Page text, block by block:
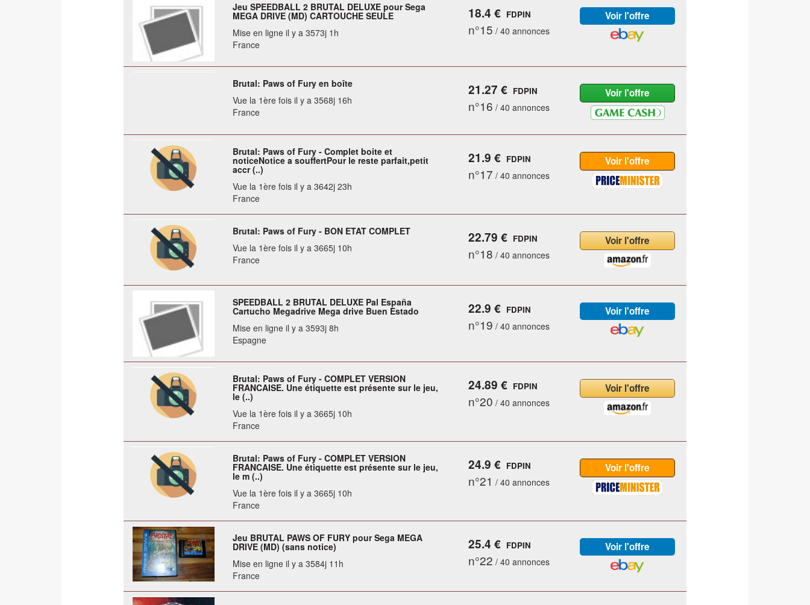
Jeu SPEEDBALL 2 BRUTAL DELUXE pour Sega
MEGA DRIVE (MD) CARTOUCHE SEULE
Mise en ligne il y a 3573j 1h
France
18.4 € FDPIN
n°15 / 40 annonces
Brutal: Paws of Fury en boîte
Vue la 1ère fois il y a 3568j 16h
France
21.27 € FDPIN
n°16 / 40 annonces
Brutal: Paws of Fury - Complet boite et
noticeNotice a souffertPour le reste parfait,petit
accr (..)
Vue la 1ère fois il y a 3642j 23h
France
21.9 € FDPIN
n°17 / 40 annonces
Brutal: Paws of Fury - BON ETAT COMPLET
Vue la 1ère fois il y a 3665j 10h
France
22.79 € FDPIN
n°18 / 40 annonces
SPEEDBALL 2 BRUTAL DELUXE Pal España
Cartucho Megadrive Mega drive Buen Estado
Mise en ligne il y a 3593j 8h
Espagne
22.9 € FDPIN
n°19 / 40 annonces
Brutal: Paws of Fury - COMPLET VERSION
FRANCAISE. Une étiquette est présente sur le jeu,
le (..)
Vue la 1ère fois il y a 3665j 10h
France
24.89 € FDPIN
n°20 / 40 annonces
Brutal: Paws of Fury - COMPLET VERSION
FRANCAISE. Une étiquette est présente sur le jeu,
le m (..)
Vue la 1ère fois il y a 3665j 10h
France
24.9 € FDPIN
n°21 / 40 annonces
Jeu BRUTAL PAWS OF FURY pour Sega MEGA
DRIVE (MD) (sans notice)
Mise en ligne il y a 3584j 11h
France
25.4 € FDPIN
n°22 / 40 annonces